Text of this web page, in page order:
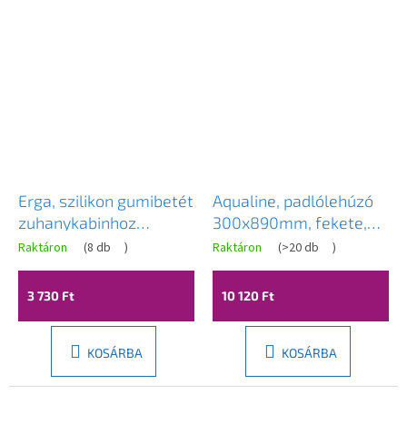
Erga, szilikon gumibetét
zuhanykabinhoz
tartóval, króm, ERG-
YKA-RY.DELTA-CHR
Raktáron (8 db )
3 730 Ft
KOSÁRBA
Aqualine, padlólehúzó
300x890mm, fekete,
SQ121B
Raktáron (>20 db )
10 120 Ft
KOSÁRBA